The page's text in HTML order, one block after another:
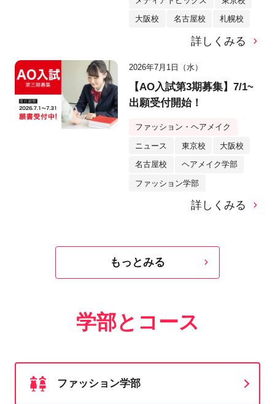
大阪校 名古屋校 札幌校
詳しくみる
2026年7月1日（水）
【AO入試第3期募集】7/1~
出願受付開始！
ファッション・ヘアメイク
ニュース 東京校 大阪校
名古屋校 ヘアメイク学部
ファッション学部
詳しくみる
もっとみる
学部とコース
ファッション学部